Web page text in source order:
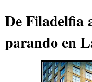
De Filadelfia
parando en